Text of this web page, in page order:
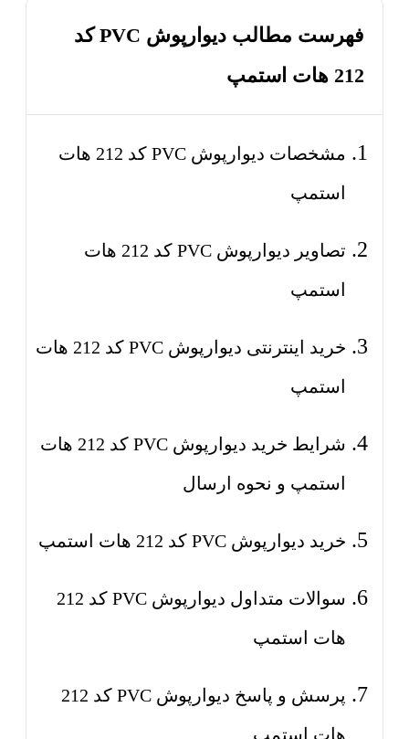
فهرست مطالب دیوارپوش PVC کد
212 هات استمپ
مشخصات دیوارپوش PVC کد 212 هات
استمپ
تصاویر دیوارپوش PVC کد 212 هات
استمپ
خرید اینترنتی دیوارپوش PVC کد 212 هات
استمپ
شرایط خرید دیوارپوش PVC کد 212 هات
استمپ و نحوه ارسال
خرید دیوارپوش PVC کد 212 هات استمپ
سوالات متداول دیوارپوش PVC کد 212
هات استمپ
پرسش و پاسخ دیوارپوش PVC کد 212
هات استمپ